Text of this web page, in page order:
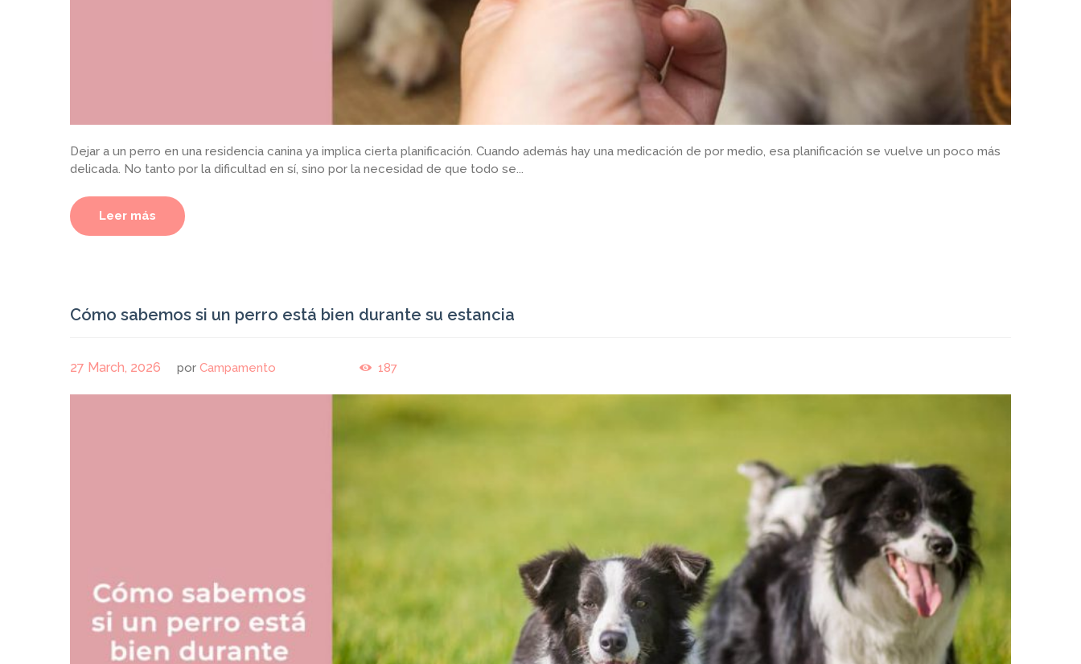
Dejar a un perro en una residencia canina ya implica cierta planificación. Cuando además hay una medicación de por medio, esa planificación se vuelve un poco más
delicada. No tanto por la dificultad en sí, sino por la necesidad de que todo se...
Leer más
Cómo sabemos si un perro está bien durante su estancia
27 March, 2026 por Campamento 187